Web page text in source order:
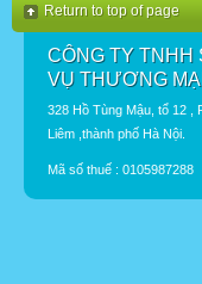
Return to top of page
CÔNG TY TNHH
VỤ THƯƠNG
328 Hồ Tùng Mậu, tổ 12 ,
Liêm ,thành phố Hà Nội.
Mã số thuế : 0105987288